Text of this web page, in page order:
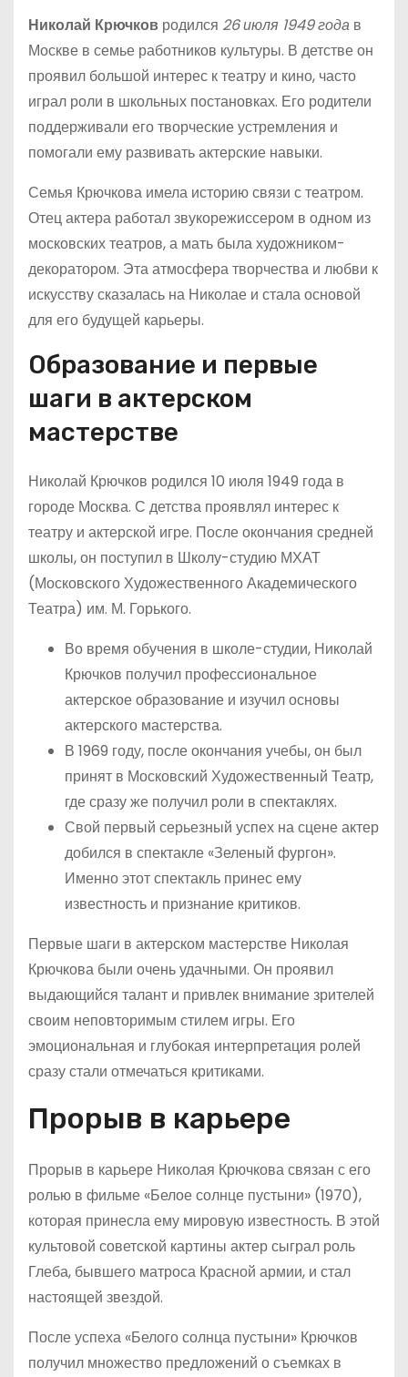
Николай Крючков родился 26 июля 1949 года в
Москве в семье работников культуры. В детстве он
проявил большой интерес к театру и кино, часто
играл роли в школьных постановках. Его родители
поддерживали его творческие устремления и
помогали ему развивать актерские навыки.
Семья Крючкова имела историю связи с театром.
Отец актера работал звукорежиссером в одном из
московских театров, а мать была художником-
декоратором. Эта атмосфера творчества и любви к
искусству сказалась на Николае и стала основой
для его будущей карьеры.
Образование и первые
шаги в актерском
мастерстве
Николай Крючков родился 10 июля 1949 года в
городе Москва. С детства проявлял интерес к
театру и актерской игре. После окончания средней
школы, он поступил в Школу-студию МХАТ
(Московского Художественного Академического
Театра) им. М. Горького.
Во время обучения в школе-студии, Николай
Крючков получил профессиональное
актерское образование и изучил основы
актерского мастерства.
В 1969 году, после окончания учебы, он был
принят в Московский Художественный Театр,
где сразу же получил роли в спектаклях.
Свой первый серьезный успех на сцене актер
добился в спектакле «Зеленый фургон».
Именно этот спектакль принес ему
известность и признание критиков.
Первые шаги в актерском мастерстве Николая
Крючкова были очень удачными. Он проявил
выдающийся талант и привлек внимание зрителей
своим неповторимым стилем игры. Его
эмоциональная и глубокая интерпретация ролей
сразу стали отмечаться критиками.
Прорыв в карьере
Прорыв в карьере Николая Крючкова связан с его
ролью в фильме «Белое солнце пустыни» (1970),
которая принесла ему мировую известность. В этой
культовой советской картины актер сыграл роль
Глеба, бывшего матроса Красной армии, и стал
настоящей звездой.
После успеха «Белого солнца пустыни» Крючков
получил множество предложений о съемках в